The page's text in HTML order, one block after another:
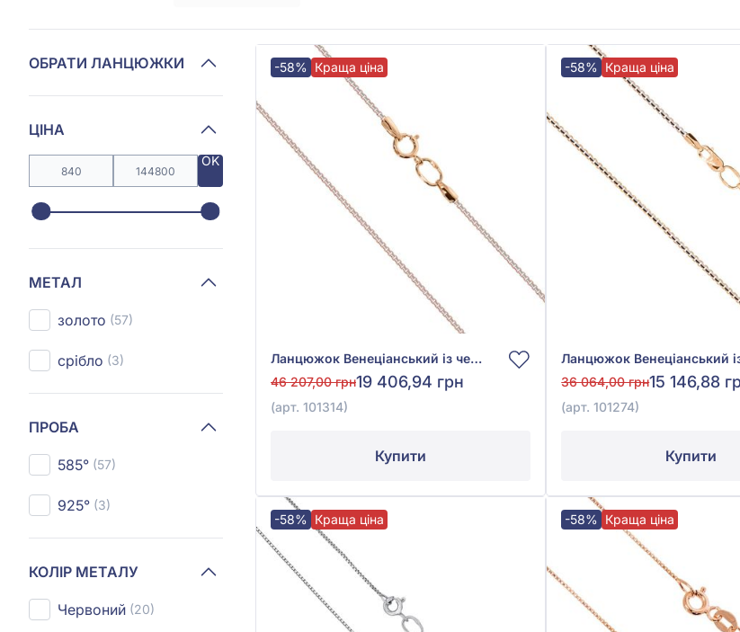
ОБРАТИ ЛАНЦЮЖКИ
ЦІНА
OK
МЕТАЛ
золото (57)
срібло (3)
ПРОБА
585° (57)
925° (3)
КОЛІР МЕТАЛУ
Червоний (20)
-58% Краща ціна
Ланцюжок Венеціанський із червоно-білого золота 585°, без вставки, арт. 101314
46 207,00 грн19 406,94 грн
(арт. 101314)
Купити
-58% Краща ціна
36 064,00 грн15 146,88
(арт. 101274)
Купити
-58% Краща ціна -58% Краща ціна